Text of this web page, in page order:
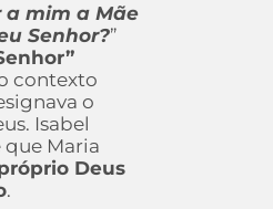
a mim a Mãe
Senhor?”
contexto
o
Isabel
que Maria
Deus
.